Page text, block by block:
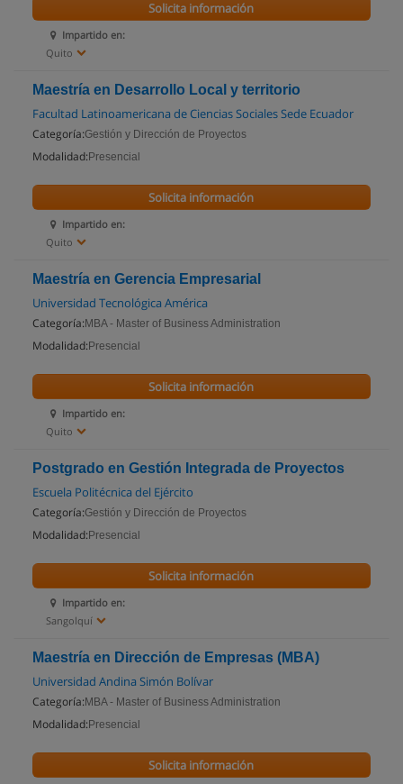
Impartido en:
Quito
Solicita información
Maestría en Desarrollo Local y territorio
Facultad Latinoamericana de Ciencias Sociales Sede Ecuador
Categoría:Gestión y Dirección de Proyectos
Modalidad: Presencial
Impartido en:
Quito
Solicita información
Maestría en Gerencia Empresarial
Universidad Tecnológica América
Categoría: MBA - Master of Business Administration
Modalidad: Presencial
Impartido en:
Quito
Solicita información
Postgrado en Gestión Integrada de Proyectos
Escuela Politécnica del Ejército
Categoría:Gestión y Dirección de Proyectos
Modalidad: Presencial
Impartido en:
Sangolquí
Solicita información
Maestría en Dirección de Empresas (MBA)
Universidad Andina Simón Bolívar
Categoría: MBA - Master of Business Administration
Modalidad: Presencial
Solicita información